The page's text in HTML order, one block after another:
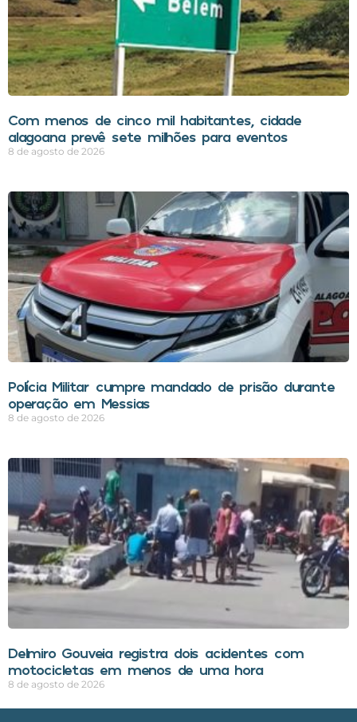
Com menos de cinco mil habitantes, cidade
alagoana prevê sete milhões para eventos
8 de agosto de 2026
Polícia Militar cumpre mandado de prisão durante
operação em Messias
8 de agosto de 2026
Delmiro Gouveia registra dois acidentes com
motocicletas em menos de uma hora
8 de agosto de 2026